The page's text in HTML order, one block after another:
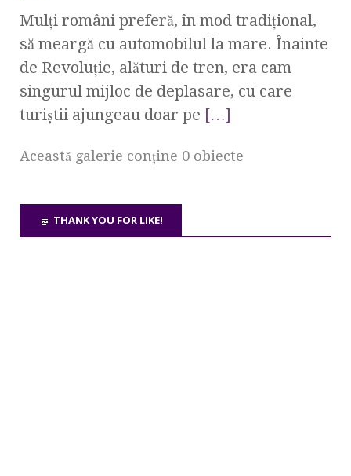
Mulţi români preferă, în mod tradiţional,
să meargă cu automobilul la mare. Înainte
de Revoluţie, alături de tren, era cam
singurul mijloc de deplasare, cu care
turiştii ajungeau doar pe […]
Această galerie conţine 0 obiecte
THANK YOU FOR LIKE!